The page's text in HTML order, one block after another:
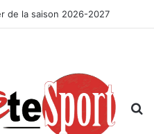
de la saison 2026-2027